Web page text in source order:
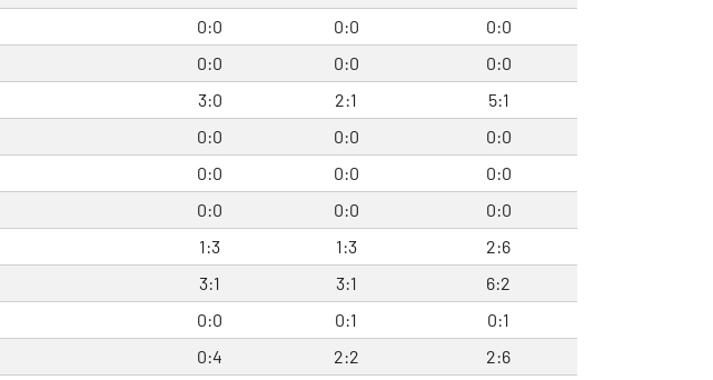
0:0 0:0
0:0
0:0 0:0
0:0
3:0 2:1
5:1
0:0 0:0
0:0
0:0 0:0
0:0
0:0 0:0
0:0
1:3 1:3
2:6
3:1 3:1
6:2
0:0 0:1
0:1
0:4 2:2
2:6